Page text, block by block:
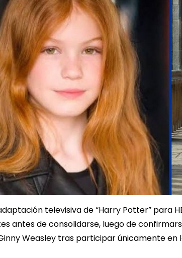
televisiva de “Harry Potter” para
antes de consolidarse, luego de
Weasley tras participar únicamente